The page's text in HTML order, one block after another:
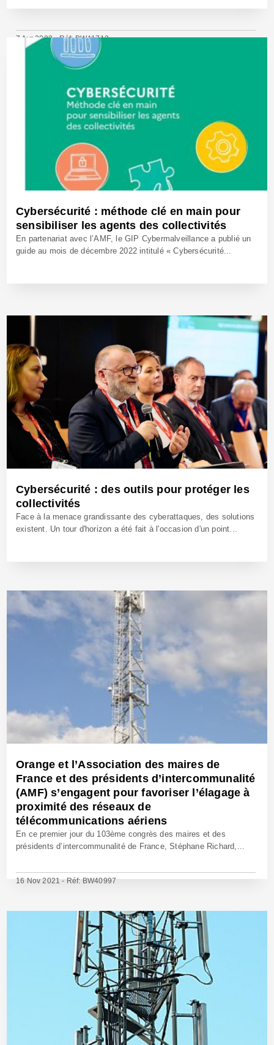
7 Avr 2023 - Réf: BW41712
Cybersécurité : méthode clé en main pour
sensibiliser les agents des collectivités
En partenariat avec l’AMF, le GIP Cybermalveillance a publié un
guide au mois de décembre 2022 intitulé « Cybersécurité...
Cybersécurité : des outils pour protéger les
collectivités
Face à la menace grandissante des cyberattaques, des solutions
existent. Un tour d'horizon a été fait à l'occasion d'un point...
12 Déc 2022 - Réf: BW41504
Orange et l’Association des maires de
France et des présidents d’intercommunalité
(AMF) s’engagent pour favoriser l’élagage à
proximité des réseaux de
télécommunications aériens
En ce premier jour du 103ème congrès des maires et des
présidents d’intercommunalité de France, Stéphane Richard,...
16 Nov 2021 - Réf: BW40997